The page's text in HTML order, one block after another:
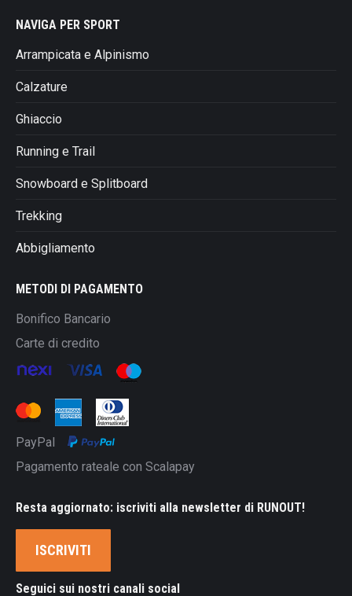
NAVIGA PER SPORT
Arrampicata e Alpinismo
Calzature
Ghiaccio
Running e Trail
Snowboard e Splitboard
Trekking
Abbigliamento
METODI DI PAGAMENTO
Bonifico Bancario
Carte di credito
PayPal
Pagamento rateale con Scalapay
Resta aggiornato: iscriviti alla newsletter di RUNOUT!
ISCRIVITI
Seguici sui nostri canali social